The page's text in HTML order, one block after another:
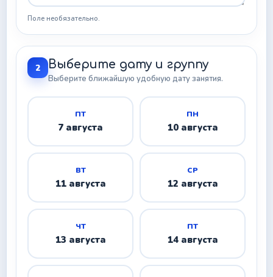
Поле необязательно.
2 Выберите дату и группу
Выберите ближайшую удобную дату занятия.
ПТ
7 августа
ПН
10 августа
ВТ
11 августа
СР
12 августа
ЧТ
13 августа
ПТ
14 августа